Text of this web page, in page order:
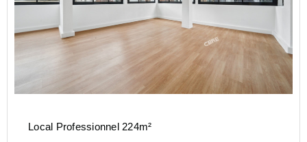
Local Professionnel 224m²